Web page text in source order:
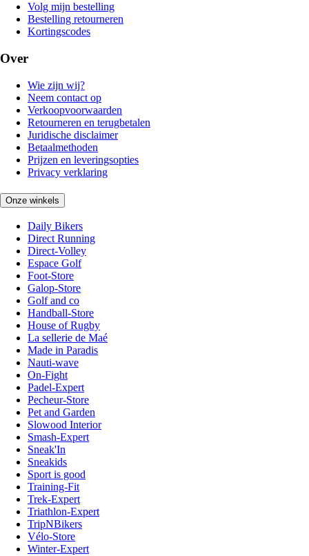
Volg mijn bestelling
Bestelling retourneren
Kortingscodes
Over
Wie zijn wij?
Neem contact op
Verkoopvoorwaarden
Retourneren en terugbetalen
Juridische disclaimer
Betaalmethoden
Prijzen en leveringsopties
Privacy verklaring
Onze winkels
Daily Bikers
Direct Running
Direct-Volley
Espace Golf
Foot-Store
Galop-Store
Golf and co
Handball-Store
House of Rugby
La sellerie de Maé
Made in Paradis
Nauti-wave
On-Fight
Padel-Expert
Pecheur-Store
Pet and Garden
Slowood Interior
Smash-Expert
Sneak'In
Sneakids
Sport is good
Training-Fit
Trek-Expert
Triathlon-Expert
TripNBikers
Vélo-Store
Winter-Expert